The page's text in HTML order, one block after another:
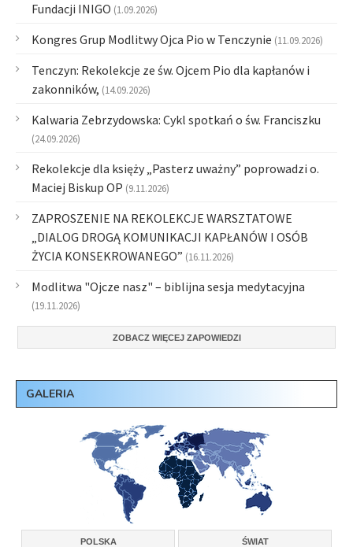
Fundacji INIGO (1.09.2026)
Kongres Grup Modlitwy Ojca Pio w Tenczynie (11.09.2026)
Tenczyn: Rekolekcje ze św. Ojcem Pio dla kapłanów i
zakonników, (14.09.2026)
Kalwaria Zebrzydowska: Cykl spotkań o św. Franciszku
(24.09.2026)
Rekolekcje dla księży „Pasterz uważny” poprowadzi o.
Maciej Biskup OP (9.11.2026)
ZAPROSZENIE NA REKOLEKCJE WARSZTATOWE
„DIALOG DROGĄ KOMUNIKACJI KAPŁANÓW I OSÓB
ŻYCIA KONSEKROWANEGO” (16.11.2026)
Modlitwa "Ojcze nasz" – biblijna sesja medytacyjna
(19.11.2026)
ZOBACZ WIĘCEJ ZAPOWIEDZI
GALERIA
POLSKA ŚWIAT